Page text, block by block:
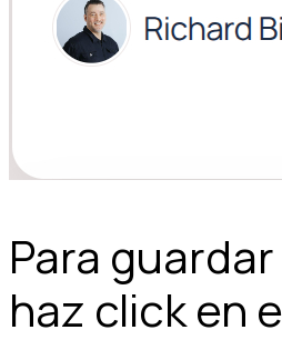
Para
haz click en